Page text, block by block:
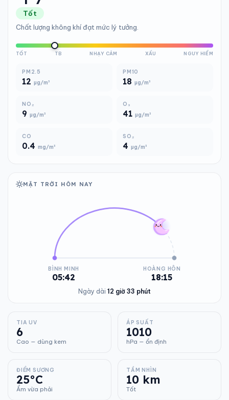
Tốt
Chất lượng không khí đạt mức lý tưởng.
TỐT TB NHẠY CẢM XẤU NGUY HIỂM
PM2.5
12 µg/m³
PM10
18 µg/m³
NO₂
9 µg/m³
O₃
41 µg/m³
CO
0.4 mg/m³
SO₂
4 µg/m³
MẶT TRỜI HÔM NAY
BÌNH MINH
05:42
HOÀNG HÔN
18:15
Ngày dài 12 giờ 33 phút
TIA UV
6
Cao — dùng kem
ÁP SUẤT
1010
hPa — ổn định
ĐIỂM SƯƠNG
25°C
Ẩm vừa phải
TẦM NHÌN
10 km
Tốt